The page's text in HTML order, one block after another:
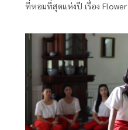
ที่หอมที่สุดแห่งปี เรื่อง
วัน31 นำทีมโดยผู้จัด หนุย-สุธาสินี บุศราพันธ์ และผู้กำกับ นุ่น-
หลักเขต วสิกชาติ, อ้า-สันติ ต่